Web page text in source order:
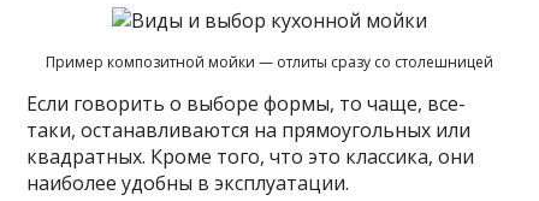
Пример композитной мойки — отлиты сразу со столешницей
Если говорить о выборе формы, то чаще, все-
таки, останавливаются на прямоугольных или
квадратных. Кроме того, что это классика, они
наиболее удобны в эксплуатации.